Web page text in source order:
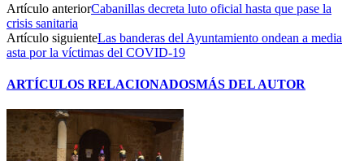
Artículo anteriorCabanillas decreta luto oficial hasta que pase la
crisis sanitaria
Artículo siguienteLas banderas del Ayuntamiento ondean a media
asta por la víctimas del COVID-19
ARTÍCULOS RELACIONADOSMÁS DEL AUTOR